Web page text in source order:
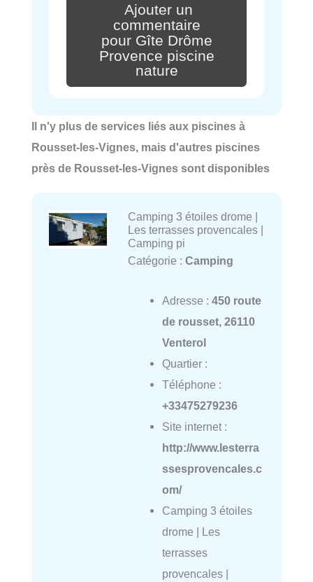
Ajouter un
commentaire
pour Gîte Drôme
Provence piscine
nature
Il n'y plus de services liés aux piscines à
Rousset-les-Vignes, mais d'autres piscines
près de Rousset-les-Vignes sont disponibles
Camping 3 étoiles drome |
Les terrasses provencales |
Camping pi
Catégorie : Camping
Adresse : 450 route
de rousset, 26110
Venterol
Quartier :
Téléphone :
+33475279236
Site internet :
http://www.lesterra
ssesprovencales.c
om/
Camping 3 étoiles
drome | Les
terrasses
provencales |